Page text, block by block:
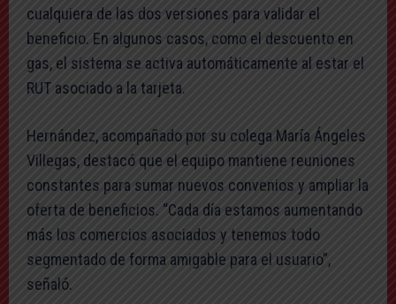
cualquiera de las dos versiones para validar el
beneficio. En algunos casos, como el descuento en
gas, el sistema se activa automáticamente al estar el
RUT asociado a la tarjeta.
Hernández, acompañado por su colega María Ángeles
Villegas, destacó que el equipo mantiene reuniones
constantes para sumar nuevos convenios y ampliar la
oferta de beneficios. “Cada día estamos aumentando
más los comercios asociados y tenemos todo
segmentado de forma amigable para el usuario”,
señaló.